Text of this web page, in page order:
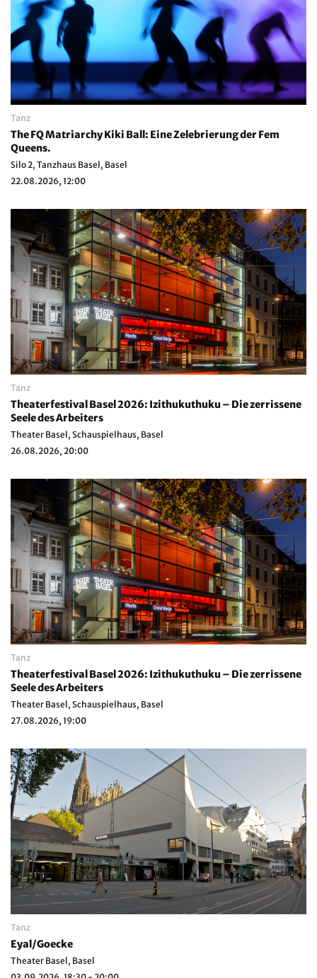
Tanz
The FQ Matriarchy Kiki Ball: Eine Zelebrierung der Fem
Queens.
Silo 2, Tanzhaus Basel, Basel
22.08.2026, 12:00
Tanz
Theaterfestival Basel 2026: Izithukuthuku – Die zerrissene
Seele des Arbeiters
Theater Basel, Schauspielhaus, Basel
26.08.2026, 20:00
Tanz
Theaterfestival Basel 2026: Izithukuthuku – Die zerrissene
Seele des Arbeiters
Theater Basel, Schauspielhaus, Basel
27.08.2026, 19:00
Tanz
Eyal/Goecke
Theater Basel, Basel